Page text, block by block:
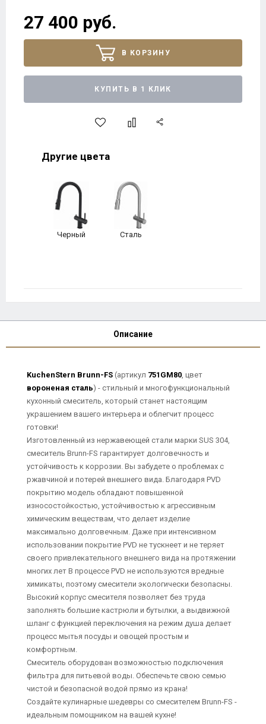
27 400 руб.
В КОРЗИНУ
КУПИТЬ В 1 КЛИК
Другие цвета
Черный Сталь
Описание
KuchenStern Brunn-FS (артикул 751GM80, цвет
вороненая сталь) - стильный и многофункциональный
кухонный смеситель, который станет настоящим
украшением вашего интерьера и облегчит процесс
готовки!
Изготовленный из нержавеющей стали марки SUS 304,
смеситель Brunn-FS гарантирует долговечность и
устойчивость к коррозии. Вы забудете о проблемах с
ржавчиной и потерей внешнего вида. Благодаря PVD
покрытию модель обладают повышенной
износостойкостью, устойчивостью к агрессивным
химическим веществам, что делает изделие
максимально долговечным. Даже при интенсивном
использовании покрытие PVD не тускнеет и не теряет
своего привлекательного внешнего вида на протяжении
многих лет В процессе PVD не используются вредные
химикаты, поэтому смесители экологически безопасны.
Высокий корпус смесителя позволяет без труда
заполнять большие кастрюли и бутылки, а выдвижной
шланг с функцией переключения на режим душа делает
процесс мытья посуды и овощей простым и
комфортным.
Смеситель оборудован возможностью подключения
фильтра для питьевой воды. Обеспечьте свою семью
чистой и безопасной водой прямо из крана!
Создайте кулинарные шедевры со смесителем Brunn-FS -
идеальным помощником на вашей кухне!